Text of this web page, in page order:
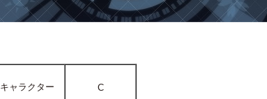
キャラクター C